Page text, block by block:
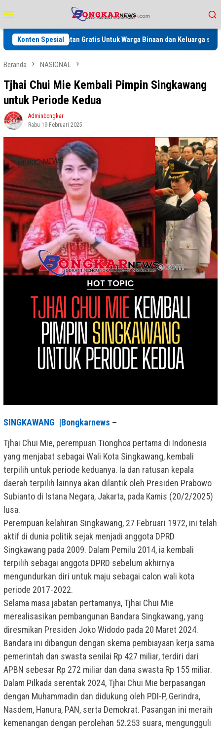
ke
kontenMobile
Konten Spesial
Gratis Untuk Warga Binaan dan Keluarga serta Masyarakat
Beranda NASIONAL
Tjhai Chui Mie Kembali Pimpin Singkawang
untuk Periode Kedua
Adminbongkar
Rabu 19 Februari 2025
SINGKAWANG |Bongkarnews –
Tjhai Chui Mie, perempuan Tionghoa pertama di Indonesia
yang menjabat sebagai Wali Kota Singkawang, kembali
terpilih untuk periode keduanya. Ia dan ratusan kepala
daerah terpilih lainnya akan dilantik oleh Presiden Prabowo
Subianto di Istana Negara, Jakarta, pada Kamis (20/2/2025)
lusa.
Perempuan kelahiran Singkawang, 27 Februari 1972, ini telah
aktif di dunia politik sejak menjadi anggota DPRD
Singkawang pada 2009. Dalam Pemilu 2014, ia kembali
terpilih sebagai anggota DPRD sebelum akhirnya
mengundurkan diri untuk maju sebagai calon wali kota
periode 2017-2022.
Selama masa jabatan pertamanya, Tjhai Chui Mie
merealisasikan pembangunan Bandara Singkawang, yang
diresmikan Presiden Joko Widodo pada 20 Maret 2024.
Bandara ini dibangun dengan skema pembiayaan kerja sama
pemerintah dan swasta senilai Rp 427 miliar, terdiri dari
APBN sebesar Rp 272 miliar dan dana swasta Rp 155 miliar.
Dalam Pilkada serentak 2024, Tjhai Chui Mie berpasangan
dengan Muhammadin dan didukung oleh PDI-P, Gerindra,
Nasdem, Hanura, PAN, serta Demokrat. Pasangan ini meraih
kemenangan dengan perolehan 52.253 suara, mengungguli